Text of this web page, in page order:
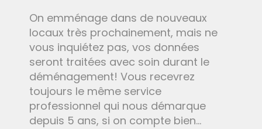
On emménage dans de nouveaux
locaux très prochainement, mais ne
vous inquiétez pas, vos données
seront traitées avec soin durant le
déménagement! Vous recevrez
toujours le même service
professionnel qui nous démarque
depuis 5 ans, si on compte bien…